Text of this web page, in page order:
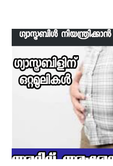
ഇഞ്ചി വെളുത്തുള്ളി, സവാള
ഇതിൽ പൊടികളെല്ലാം
മാറ്റിവച്ച ചിക്കൻ ചേർത്ത് ഒന്ന്
മിക്സിയുടെ ജാറിലേക്ക് മുട്ട,
എന്നിവ ചേർത്ത് നന്നായിട്ട്
മാവൊഴിച്ചു ദോശ
പൊട്ടിച്ച് ഒഴിക്കാം
മല്ലിയില എന്നിവ ചേർത്തൊരു
ഒരു പാനിൽ കുറച്ച് നെയ്യ്